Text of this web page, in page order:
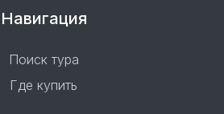
Навигация
Поиск тура
Где купить